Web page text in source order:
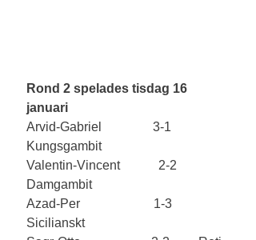
Rond 2 spelades tisdag 16
januari
Arvid-Gabriel                3-1
Kungsgambit
Valentin-Vincent            2-2
Damgambit
Azad-Per                       1-3
Sicilianskt